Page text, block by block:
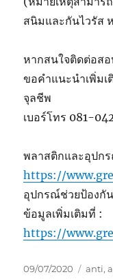
สนิมและกันไวรัส
หากสนใจติดต่อส
ขอคำแนะนำเพิ่ม
จุลชีพ
เบอร์โทร 081-
พลาสติกและอุปก
https://
อุปกรณ์ช่วยป้องกั
ข้อมูลเพิ่มเติมที่ :
https://
Posted
09/07/2020 Tags
anti,